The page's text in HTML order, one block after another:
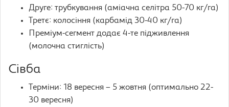
Друге: трубкування (аміачна селітра 50-70 кг/га)
Третє: колосіння (карбамід 30-40 кг/га)
Преміум-сегмент додає 4-те підживлення
(молочна стиглість)
Сівба
Терміни: 18 вересня – 5 жовтня (оптимально 22-
30 вересня)